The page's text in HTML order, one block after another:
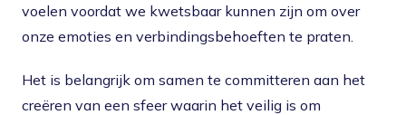
voelen voordat we kwetsbaar kunnen zijn om over
onze emoties en verbindingsbehoeften te praten.
Het is belangrijk om samen te committeren aan het
creëren van een sfeer waarin het veilig is om